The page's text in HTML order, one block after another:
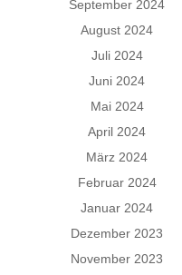
September 2024
August 2024
Juli 2024
Juni 2024
Mai 2024
April 2024
März 2024
Februar 2024
Januar 2024
Dezember 2023
November 2023